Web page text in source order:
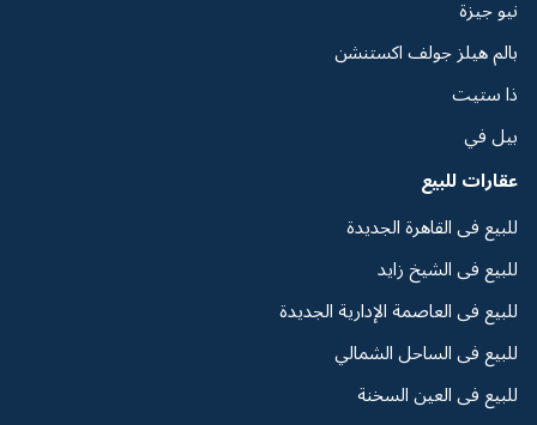
نيو جيزة
بالم هيلز جولف اكستنشن
ذا ستيت
بيل في
عقارات للبيع
للبيع فى القاهرة الجديدة
للبيع فى الشيخ زايد
للبيع فى العاصمة الإدارية الجديدة
للبيع فى الساحل الشمالي
للبيع فى العين السخنة